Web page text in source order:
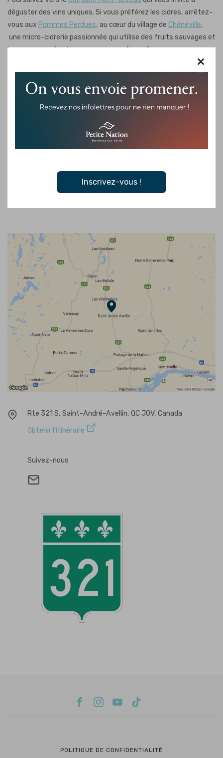
×
Inscrivez-vous !
déguster des vins uniques. Si vous préférez les cidres, arrêtez-
vous aux Pommes Perdues, au cœur du village de Chénéville,
une micro-cidrerie passionnée qui utilise des fruits sauvages et
locaux pour créer des saveurs exceptionnelles.
réputé pour sa plage de sable de 2 km au
Lac-Simon-Sépaq.Ici, de nombreuses activités sportives vous
attendent : randonnée, natation, vélo, et plus encore. Après une
savourer des viandes fumées incroyablement goûteuses.
Soyez attentif aux chevreuils qui peuplent ce magnifique
Rte 321 S, Saint-André-Avellin, QC J0V, Canada
Obtenir l'itinéraire
Suivez-nous
POLITIQUE DE CONFIDENTIALITÉ